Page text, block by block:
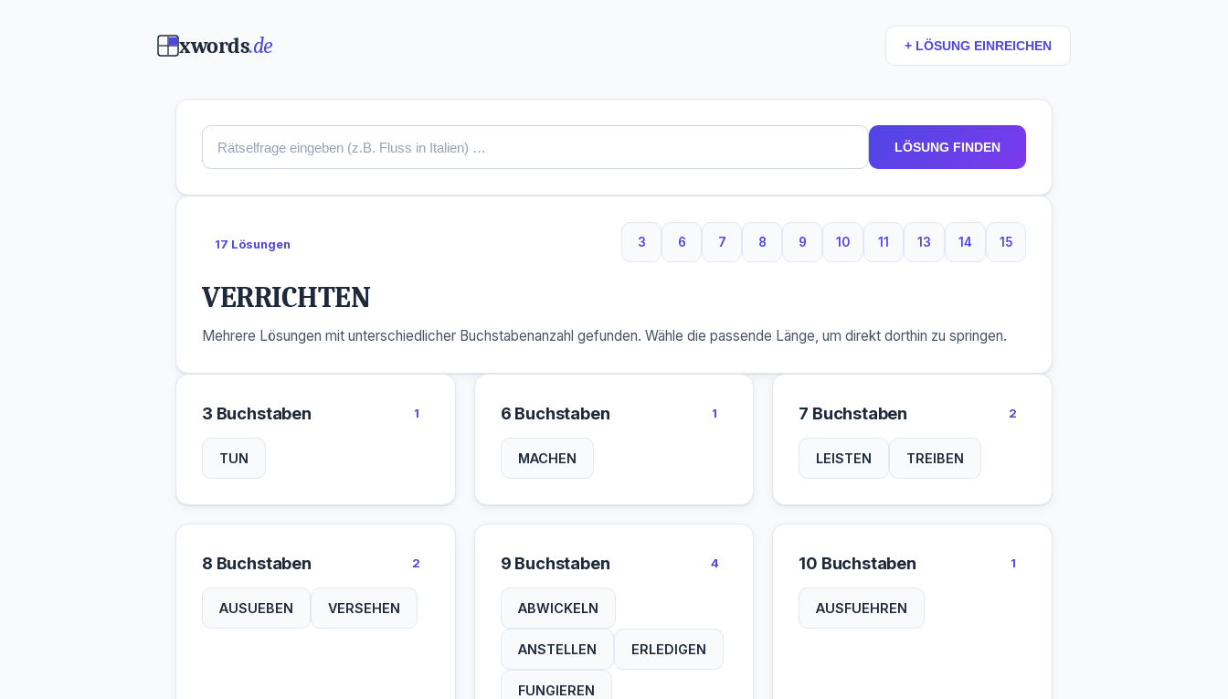
xwords.de + LÖSUNG EINREICHEN
LÖSUNG FINDEN
17 Lösungen 3
3 Buchstaben
6
6 Buchstaben
7
7 Buchstaben
8
8 Buchstaben
9
9 Buchstaben
10
10 Buchstaben
11
11 Buchstaben
13
13 Buchstaben
14
14 Buchstaben
15
15 Buchstaben
VERRICHTEN
Mehrere Lösungen mit unterschiedlicher Buchstabenanzahl gefunden. Wähle die passende Länge, um direkt dorthin zu springen.
3 Buchstaben 1
TUN
6 Buchstaben 1
MACHEN
7 Buchstaben 2
LEISTEN TREIBEN
8 Buchstaben 2
AUSUEBEN VERSEHEN
9 Buchstaben 4
ABWICKELN
ANSTELLEN ERLEDIGEN
FUNGIEREN
10 Buchstaben 1
AUSFUEHREN